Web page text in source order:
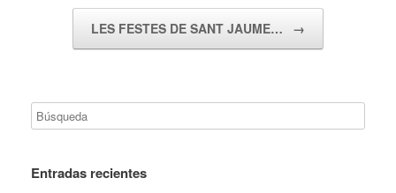
LES FESTES DE SANT JAUME… →
Entradas recientes